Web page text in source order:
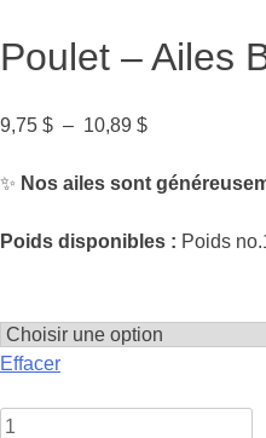
Poulet – Ailes
9,75 $ – 10,89 $Plage
prix :
à
✨ Nos ailes sont
Poids disponibles : Poids
Effacer
quantité